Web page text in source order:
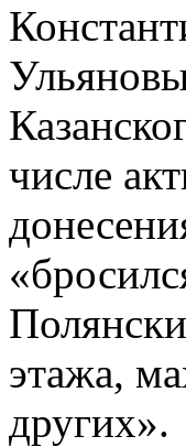
числе
этажа,
других».